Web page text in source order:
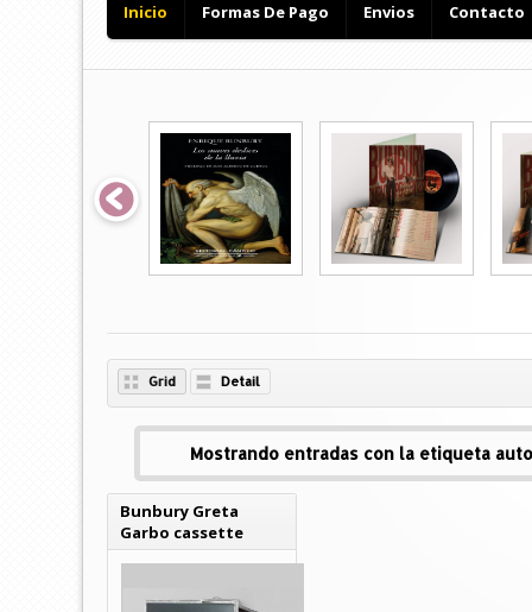
Inicio Formas De Pago Envios Contacto
Grid Detail
Mostrando entradas con la etiqueta
Bunbury Greta
Garbo cassette